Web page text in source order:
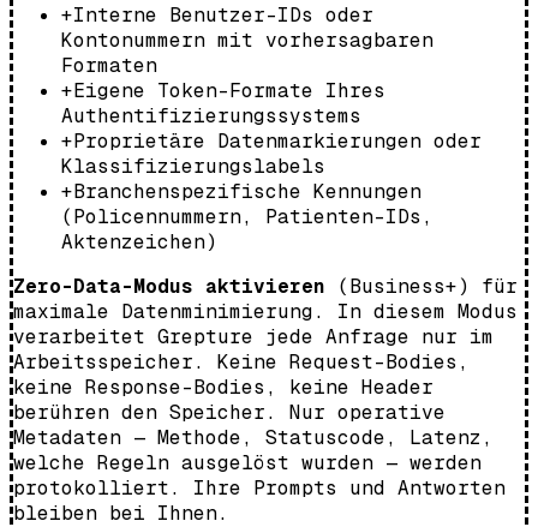
+Interne Benutzer-IDs oder
Kontonummern mit vorhersagbaren
Formaten
+Eigene Token-Formate Ihres
Authentifizierungssystems
+Proprietäre Datenmarkierungen oder
Klassifizierungslabels
+Branchenspezifische Kennungen
(Policennummern, Patienten-IDs,
Aktenzeichen)
Zero-Data-Modus aktivieren (Business+) für
maximale Datenminimierung. In diesem Modus
verarbeitet Grepture jede Anfrage nur im
Arbeitsspeicher. Keine Request-Bodies,
keine Response-Bodies, keine Header
berühren den Speicher. Nur operative
Metadaten — Methode, Statuscode, Latenz,
welche Regeln ausgelöst wurden — werden
protokolliert. Ihre Prompts und Antworten
bleiben bei Ihnen.